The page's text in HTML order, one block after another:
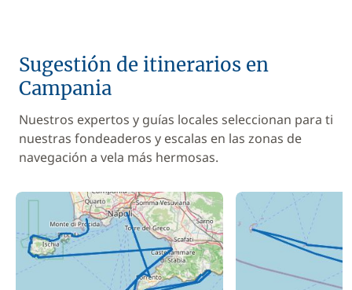
Sugestión de itinerarios en
Campania
Nuestros expertos y guías locales seleccionan para ti
nuestras fondeaderos y escalas en las zonas de
navegación a vela más hermosas.